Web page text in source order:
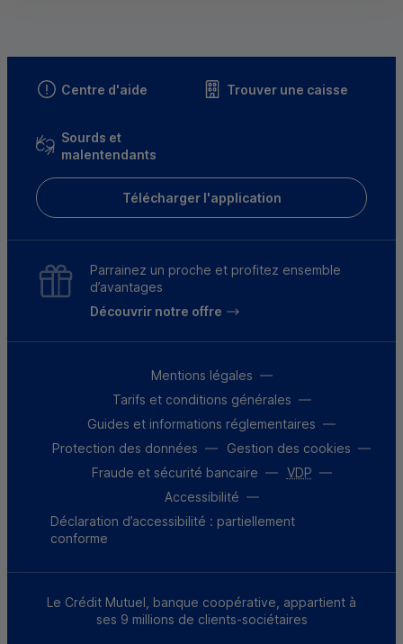
Centre d'aide Trouver une caisse
Sourds et
malentendants
Télécharger l'application
Parrainez un proche et profitez ensemble
d’avantages
Découvrir notre offre
Mentions légales
Tarifs et conditions générales
Guides et informations réglementaires
Protection des données
Gestion des cookies
Fraude et sécurité bancaire
VDP
Accessibilité
Déclaration d’accessibilité : partiellement
conforme
Le Crédit Mutuel, banque coopérative, appartient à
ses 9 millions de clients-sociétaires